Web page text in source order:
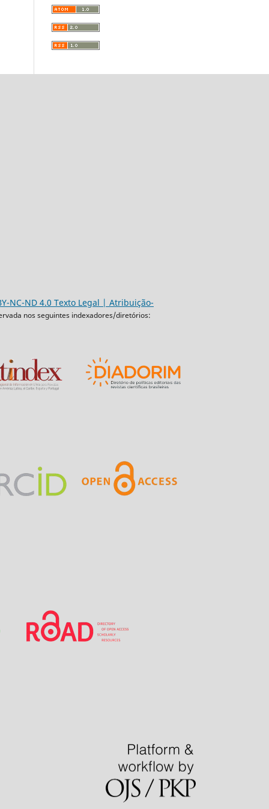
NC-ND 4.0 Texto Legal | Atribuição-
nos seguintes indexadores/diretórios: